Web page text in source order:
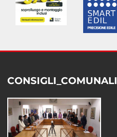
CONSIGLI_COMUNALI